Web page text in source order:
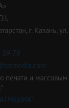
г. Казань, ул.
09 79
печати и массовым